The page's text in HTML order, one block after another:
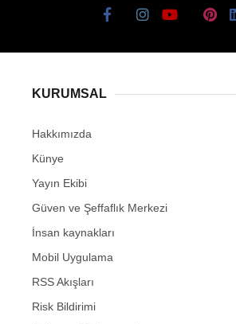
KURUMSAL
Hakkımızda
Künye
Yayın Ekibi
Güven ve Şeffaflık Merkezi
İnsan kaynakları
Mobil Uygulama
RSS Akışları
Risk Bildirimi